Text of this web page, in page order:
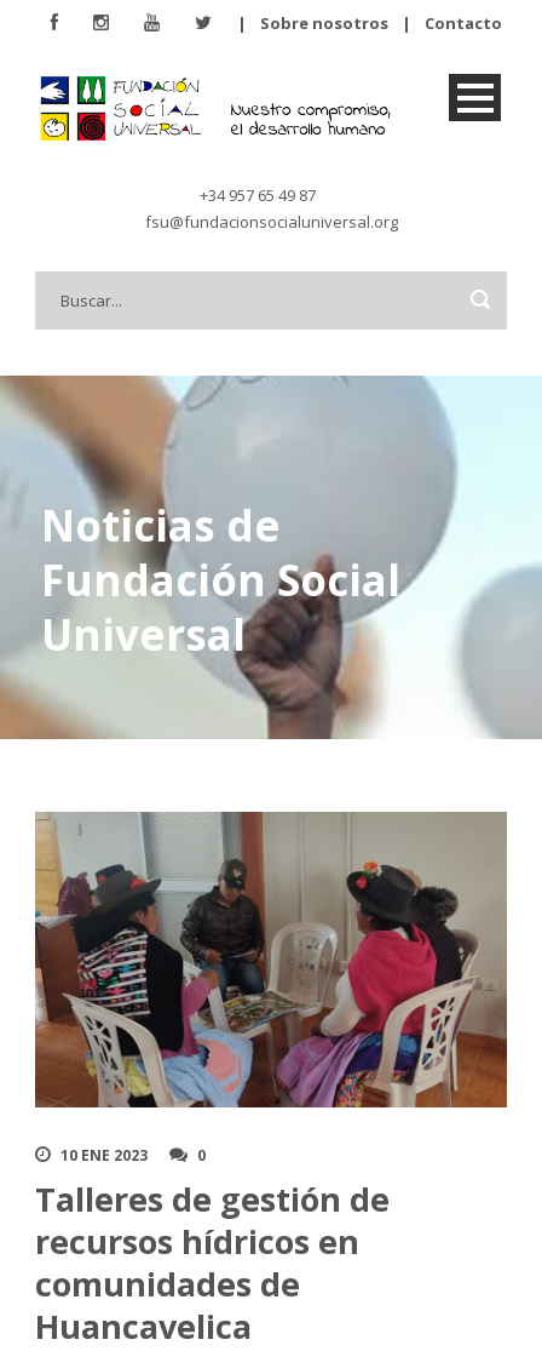
| Sobre nosotros | Contacto
+34 957 65 49 87
fsu@fundacionsocialuniversal.org
Noticias de
Fundación Social
Universal
10 ENE 2023 0
Talleres de gestión de
recursos hídricos en
comunidades de
Huancavelica